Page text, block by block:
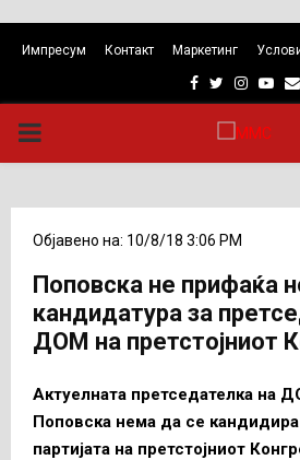
Импресум Контакт Маркетинг
Facebook
Twitter
PRIMARY
Објавено на: 10/8/18 3:06 PM
Поповска не прифаќа
кандидатура за
ДОМ на претстојниот
Актуелната претседателка на
Поповска нема да се
партијата на претстојниот